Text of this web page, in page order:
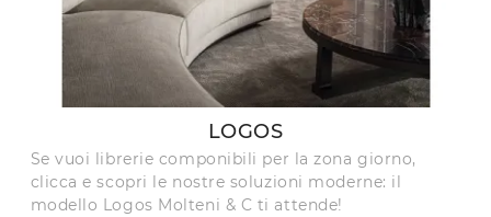
LOGOS
Se vuoi librerie componibili per la zona giorno,
clicca e scopri le nostre soluzioni moderne: il
modello Logos Molteni & C ti attende!